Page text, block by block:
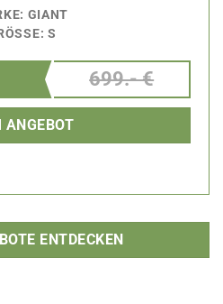
GIANT
S
699.- €
ANGEBOT
ENTDECKEN